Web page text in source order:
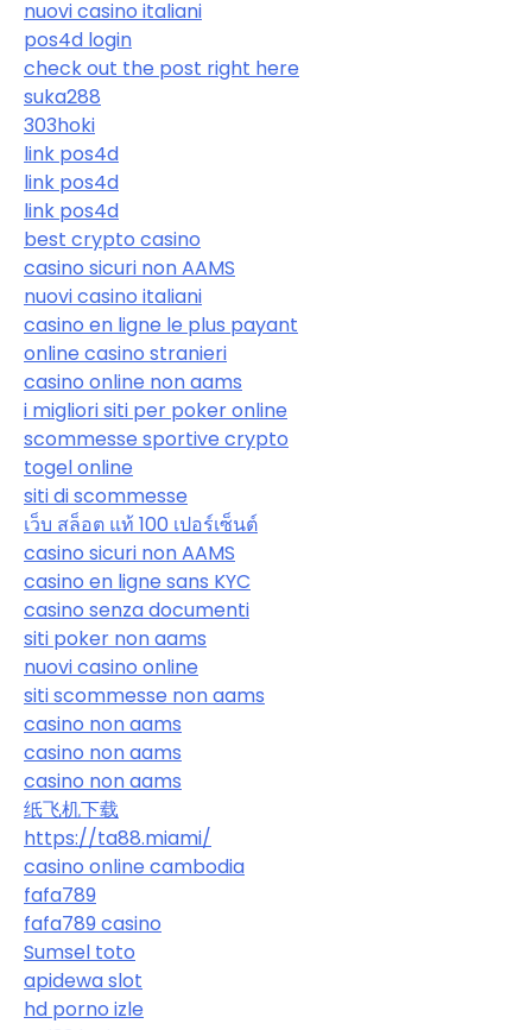
nuovi casino italiani
pos4d login
check out the post right here
suka288
303hoki
link pos4d
link pos4d
link pos4d
best crypto casino
casino sicuri non AAMS
nuovi casino italiani
casino en ligne le plus payant
online casino stranieri
casino online non aams
i migliori siti per poker online
scommesse sportive crypto
togel online
siti di scommesse
เว็บ สล็อต แท้ 100 เปอร์เซ็นต์
casino sicuri non AAMS
casino en ligne sans KYC
casino senza documenti
siti poker non aams
nuovi casino online
siti scommesse non aams
casino non aams
casino non aams
casino non aams
纸飞机下载
https://ta88.miami/
casino online cambodia
fafa789
fafa789 casino
Sumsel toto
apidewa slot
hd porno izle